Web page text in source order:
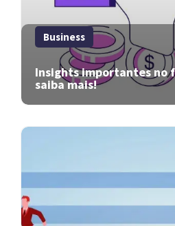
Business
Insights importantes no
saiba mais!